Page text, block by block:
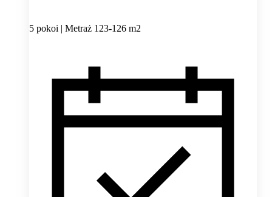
5 pokoi | Metraż 123-126 m2